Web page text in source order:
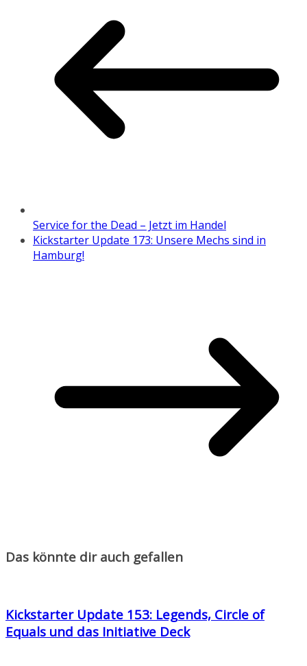
Service for the Dead – Jetzt im Handel
Kickstarter Update 173: Unsere Mechs sind in
Hamburg!
Das könnte dir auch gefallen
Kickstarter Update 153: Legends, Circle of
Equals und das Initiative Deck